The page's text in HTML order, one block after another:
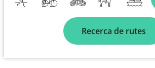
Recerca de rutes